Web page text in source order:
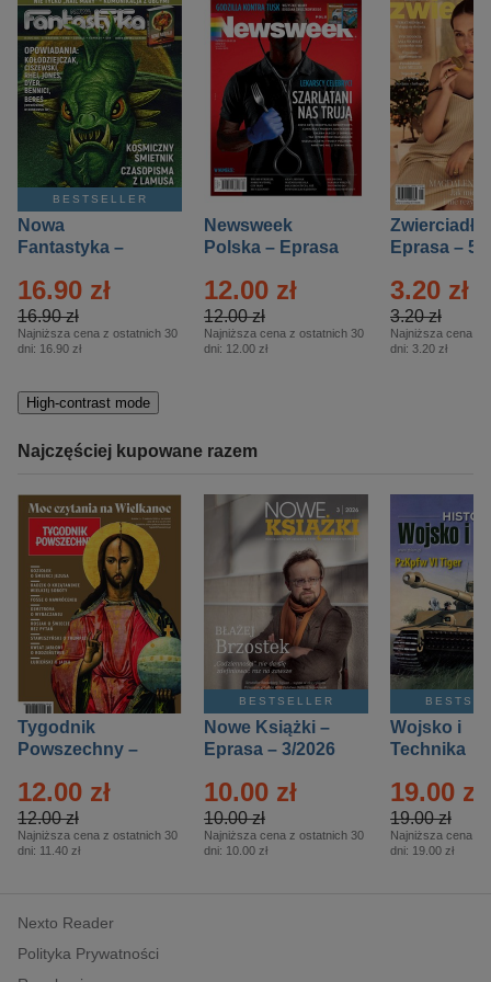
BESTSELLER
Nowa
Fantastyka –
16.90 zł
16.90 zł
Najniższa cena z ostatnich 30
dni: 16.90 zł
Newsweek
Polska – Eprasa
12.00 zł
12.00 zł
Najniższa cena z ostatnich 30
dni: 12.00 zł
Zwierciadło
Eprasa – 5/
3.20 zł
3.20 zł
Najniższa cena z
dni: 3.20 zł
High-contrast mode
Najczęściej kupowane razem
Tygodnik
Powszechny –
12.00 zł
12.00 zł
Najniższa cena z ostatnich 30
dni: 11.40 zł
BESTSELLER
Nowe Książki –
Eprasa – 3/2026
10.00 zł
10.00 zł
Najniższa cena z ostatnich 30
dni: 10.00 zł
Wojsko i
Technika
– 2/2026
19.00 zł
19.00 zł
Najniższa cena z
dni: 19.00 zł
Nexto Reader
Polityka Prywatności